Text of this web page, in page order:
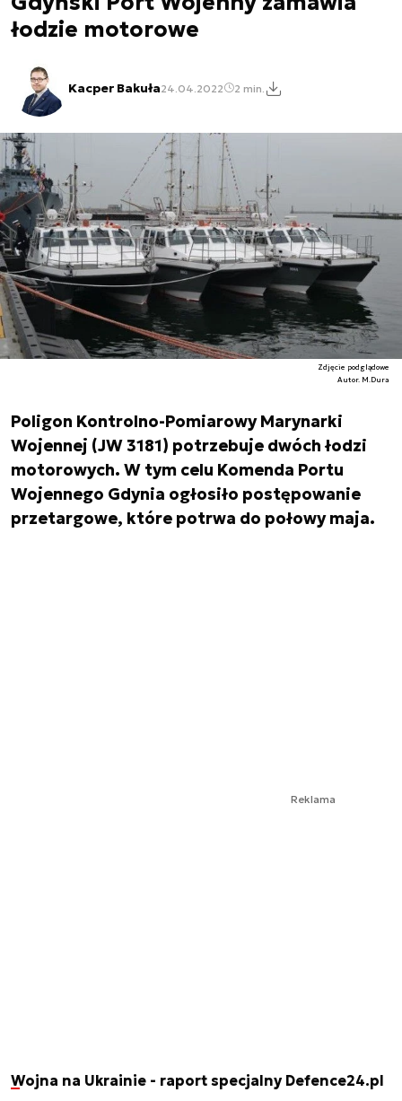
łodzie motorowe
Kacper Bakuła24.04.2022 2 min.
Zdjęcie podglądowe
Autor. M.Dura
Poligon Kontrolno-Pomiarowy Marynarki
Wojennej (JW 3181) potrzebuje dwóch łodzi
motorowych. W tym celu Komenda Portu
Wojennego Gdynia ogłosiło postępowanie
przetargowe, które potrwa do połowy maja.
Reklama
Wojna na Ukrainie - raport specjalny Defence24.pl